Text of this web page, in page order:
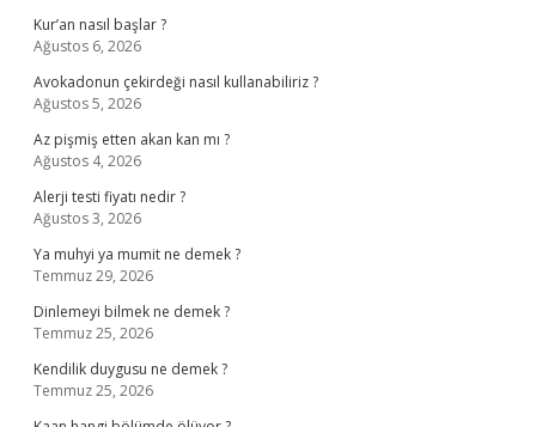
Kur’an nasıl başlar ?
Ağustos 6, 2026
Avokadonun çekirdeği nasıl kullanabiliriz ?
Ağustos 5, 2026
Az pişmiş etten akan kan mı ?
Ağustos 4, 2026
Alerji testi fiyatı nedir ?
Ağustos 3, 2026
Ya muhyi ya mumit ne demek ?
Temmuz 29, 2026
Dinlemeyi bilmek ne demek ?
Temmuz 25, 2026
Kendilik duygusu ne demek ?
Temmuz 25, 2026